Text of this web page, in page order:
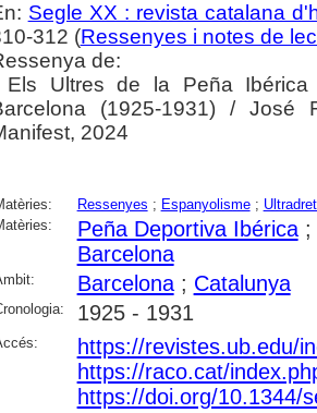
Segle XX : revista catalana
312 (Ressenyes i notes de
de:
Els Ultres de la Peña
(1925-1931) / José
2024
Ressenyes ; Espanyolisme;
Peña Deportiva Ibérica;
Barcelona
Barcelona; Catalunya
1925 - 1931
https://revistes.ub.edu/
https://raco.cat/
https://doi.org/10.1344/